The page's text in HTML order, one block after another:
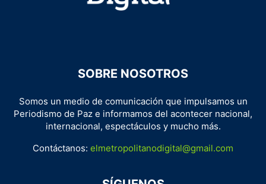
SOBRE NOSOTROS
Somos un medio de comunicación que impulsamos un
Periodismo de Paz e informamos del acontecer nacional,
internacional, espectáculos y mucho más.
Contáctanos: elmetropolitanodigital@gmail.com